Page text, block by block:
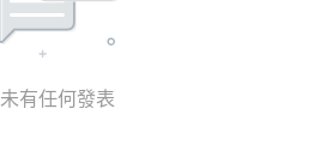
未有任何發表